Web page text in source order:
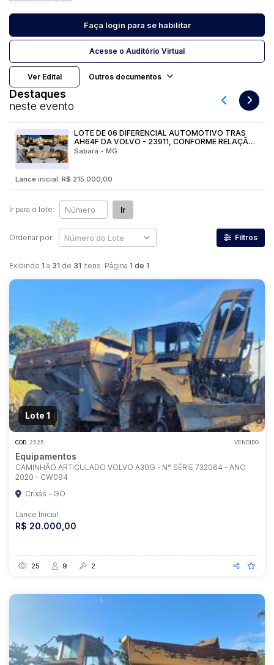
Pesquisar
Faça login para se habilitar
Acesse o Auditório Virtual
Ver Edital Outros documentos
Destaques
neste evento
LOTE DE 06 DIFERENCIAL AUTOMOTIVO TRAS
AH64F DA VOLVO - 23911, CONFORME RELAÇÃO
ANEXA
Sabará - MG
Lance inicial: R$ 215.000,00
Exibindo 1 a 31 de 31 itens. Página 1 de 1.
Ir para o lote: Ir
Ordenar por: Filtros
Lote 1
COD. 2525 VENDIDO
Equipamentos
CAMINHÃO ARTICULADO VOLVO A30G - N° SÉRIE 732064 - ANO
2020 - CW094
Crixás - GO
Lance Inicial
R$ 20.000,00
25 9 2